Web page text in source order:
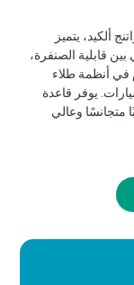
ألكيد، يتميز
قابلية الصنفرة،
في أنظمة طلاء
يوفر قاعدة
متجانسًا وعالي